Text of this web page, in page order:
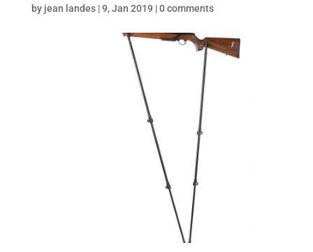
by jean landes|9, Jan 2019 |0 comments